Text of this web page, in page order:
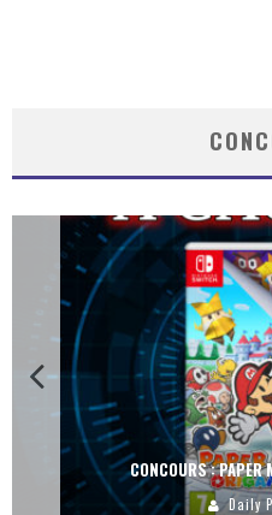
CONCOURS : PAPER
Daily